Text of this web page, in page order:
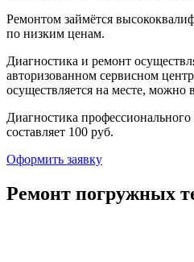
Ремонтом займётся
по низким ценам.
Диагностика и ремонт
авторизованном сервисном
осуществляется на месте, можно
Диагностика
составляет 100 руб.
Оформить заявку
Ремонт погружных